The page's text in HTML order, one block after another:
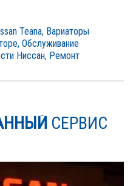
Teana, Вариаторы
, Обслуживание
Ниссан, Ремонт
СЕРВИС